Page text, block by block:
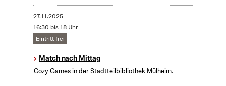
27.11.2025
16:30 bis 18 Uhr
Eintritt frei
Match nach Mittag
Cozy Games in der Stadtteilbibliothek Mülheim.